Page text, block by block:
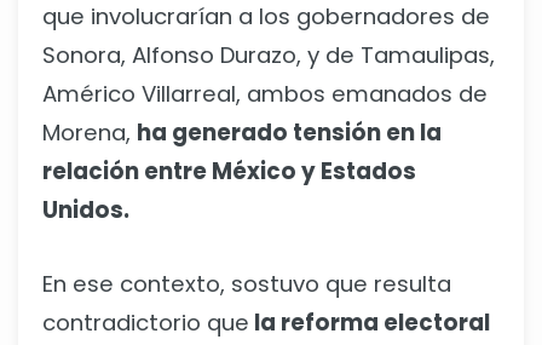
que involucrarían a los gobernadores de
Sonora, Alfonso Durazo, y de Tamaulipas,
Américo Villarreal, ambos emanados de
Morena, ha generado tensión en la
relación entre México y Estados
Unidos.
En ese contexto, sostuvo que resulta
contradictorio que la reforma electoral